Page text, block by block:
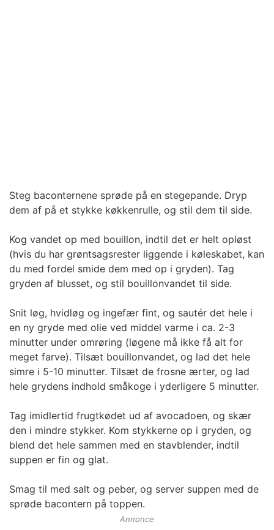
Steg baconternene sprøde på en stegepande. Dryp
dem af på et stykke køkkenrulle, og stil dem til side.
Kog vandet op med bouillon, indtil det er helt opløst
(hvis du har grøntsagsrester liggende i køleskabet, kan
du med fordel smide dem med op i gryden). Tag
gryden af blusset, og stil bouillonvandet til side.
Snit løg, hvidløg og ingefær fint, og sautér det hele i
en ny gryde med olie ved middel varme i ca. 2-3
minutter under omrøring (løgene må ikke få alt for
meget farve). Tilsæt bouillonvandet, og lad det hele
simre i 5-10 minutter. Tilsæt de frosne ærter, og lad
hele grydens indhold småkoge i yderligere 5 minutter.
Tag imidlertid frugtkødet ud af avocadoen, og skær
den i mindre stykker. Kom stykkerne op i gryden, og
blend det hele sammen med en stavblender, indtil
suppen er fin og glat.
Smag til med salt og peber, og server suppen med de
sprøde bacontern på toppen.
Annonce